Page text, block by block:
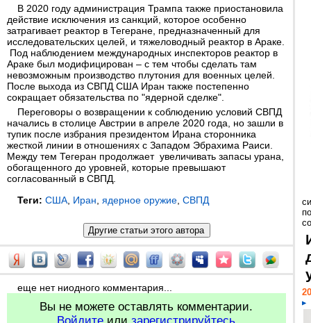
В 2020 году администрация Трампа также приостановила
действие исключения из санкций, которое особенно
затрагивает реактор в Тегеране, предназначенный для
исследовательских целей, и тяжеловодный реактор в Араке.
Под наблюдением международных инспекторов реактор в
Араке был модифицирован – с тем чтобы сделать там
невозможным производство плутония для военных целей.
После выхода из СВПД США Иран также постепенно
сокращает обязательства по "ядерной сделке".
Переговоры о возвращении к соблюдению условий СВПД
начались в столице Австрии в апреле 2020 года, но зашли в
тупик после избрания президентом Ирана сторонника
жесткой линии в отношениях с Западом Эбрахима Раиси.
Между тем Тегеран продолжает увеличивать запасы урана,
обогащенного до уровней, которые превышают
согласованный в СВПД.
Теги: США Иран ядерное оружие СВПД
еще нет ниодного комментария...
Вы не можете оставлять комментарии.